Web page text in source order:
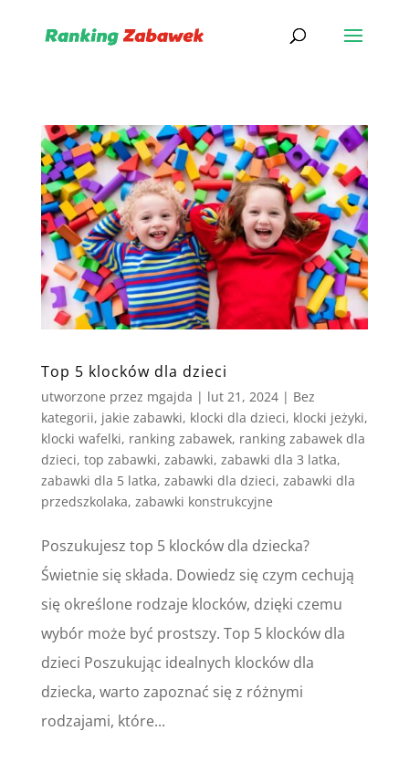
Top 5 klocków dla dzieci
utworzone przez mgajda | lut 21, 2024| Bez
kategorii, jakie zabawki, klocki dla dzieci, klocki jeżyki,
klocki wafelki, ranking zabawek, ranking zabawek dla
dzieci, top zabawki, zabawki, zabawki dla 3 latka,
zabawki dla 5 latka, zabawki dla dzieci, zabawki dla
przedszkolaka, zabawki konstrukcyjne
Poszukujesz top 5 klocków dla dziecka?
Świetnie się składa. Dowiedz się czym cechują
się określone rodzaje klocków, dzięki czemu
wybór może być prostszy. Top 5 klocków dla
dzieci Poszukując idealnych klocków dla
dziecka, warto zapoznać się z różnymi
rodzajami, które...